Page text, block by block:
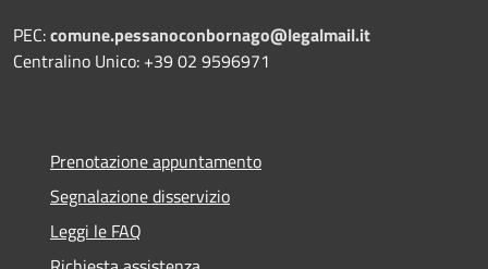
PEC:comune.pessanoconbornago@legalmail.it
Centralino Unico: +39 02 9596971
Prenotazione appuntamento
Segnalazione disservizio
Leggi le FAQ